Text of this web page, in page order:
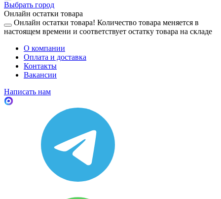
Выбрать город
Онлайн остатки товара
Онлайн остатки товара! Количество товара меняется в
настоящем времени и соответствует остатку товара на складе
О компании
Оплата и доставка
Контакты
Вакансии
Написать нам